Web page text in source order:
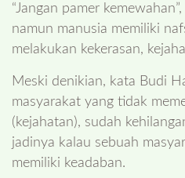
“Jangan pamer
namun manusia memiliki
melakukan kekerasan,
Meski denikian, kata Budi
masyarakat yang tidak
(kejahatan), sudah
jadinya kalau sebuah
memiliki keadaban.